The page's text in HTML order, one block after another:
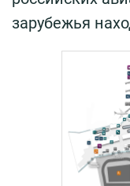
зарубежья